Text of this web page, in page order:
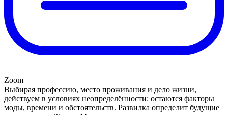
Zoom
Выбирая профессию, место проживания и дело жизни,
действуем в условиях неопределённости: остаются факторы
моды, времени и обстоятельств. Развилка определит будущие